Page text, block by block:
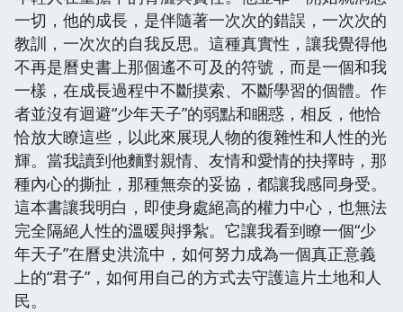
一切，他的成長，是伴隨著一次次的錯誤，一次次的
教訓，一次次的自我反思。這種真實性，讓我覺得他
不再是曆史書上那個遙不可及的符號，而是一個和我
一樣，在成長過程中不斷摸索、不斷學習的個體。作
者並沒有迴避“少年天子”的弱點和睏惑，相反，他恰
恰放大瞭這些，以此來展現人物的復雜性和人性的光
輝。當我讀到他麵對親情、友情和愛情的抉擇時，那
種內心的撕扯，那種無奈的妥協，都讓我感同身受。
這本書讓我明白，即使身處絕高的權力中心，也無法
完全隔絕人性的溫暖與掙紮。它讓我看到瞭一個“少
年天子”在曆史洪流中，如何努力成為一個真正意義
上的“君子”，如何用自己的方式去守護這片土地和人
民。